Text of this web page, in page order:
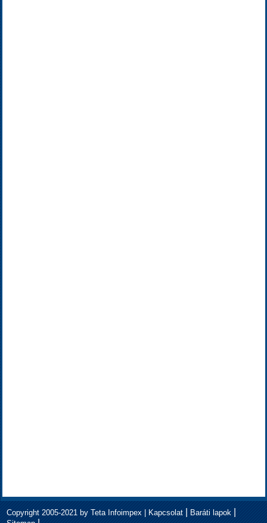
Copyright 2005-2021 by Teta Infoimpex | Kapcsolat| Baráti lapok|